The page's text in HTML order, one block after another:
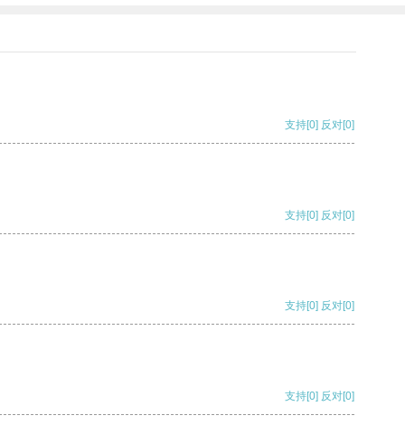
支持[0] 反对[0]
支持[0] 反对[0]
支持[0] 反对[0]
支持[0] 反对[0]